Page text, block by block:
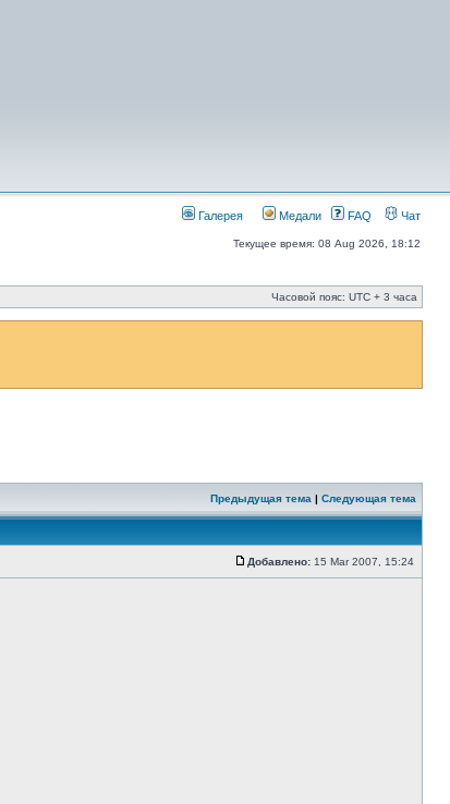
Галерея Медали FAQ Чат
Текущее время: 08 Aug 2026, 18:12
Часовой пояс: UTC + 3 часа
Предыдущая тема | Следующая тема
Добавлено: 15 Mar 2007, 15:24